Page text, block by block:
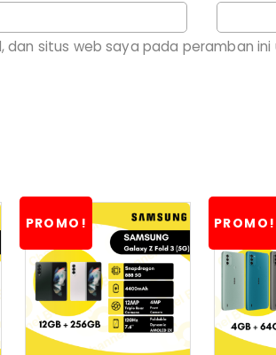
dan situs web saya pada peramban
PROMO! PROMO!